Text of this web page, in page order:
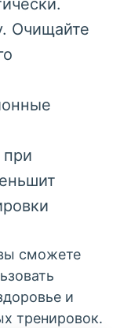
Очищайте
при
сможете
и
тренировок.